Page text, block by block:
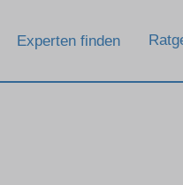
Experten finden